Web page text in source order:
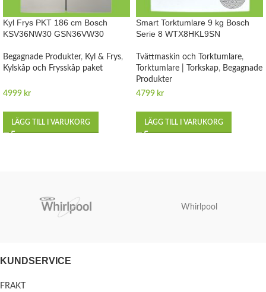
Kyl Frys PKT 186 cm Bosch
KSV36NW30 GSN36VW30
Begagnade Produkter, Kyl & Frys,
Kylskåp och Frysskåp paket
4999 kr
LÄGG TILL I VARUKORG
Smart Torktumlare 9 kg Bosch
Serie 8 WTX8HKL9SN
Tvättmaskin och Torktumlare,
Torktumlare | Torkskap, Begagnade
Produkter
4799 kr
LÄGG TILL I VARUKORG
Whirlpool
KUNDSERVICE
FRAKT